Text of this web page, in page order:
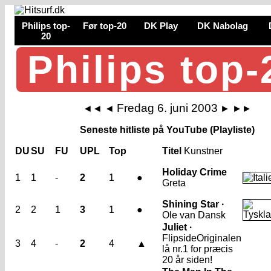
Philips top-
20
Før top-20 DK Play DK Nabolag
Philips top-
◄◄ ◄ Fredag 6. juni 2003 ► ►►
Seneste hitliste på YouTube (Playliste)
DUSU FU UPL Top Titel Kunstner
1 1 - 2 1 ●
Holiday Crime
Greta
2 2 1 3 1 ●
Shining Star ·
Ole van Dansk
3 4 - 2 4 ▲
Juliet ·
FlipsideOriginalen
lå nr.1 for præcis
20 år siden!